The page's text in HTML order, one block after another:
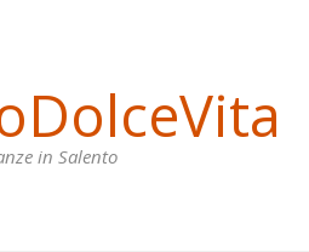
in Salento